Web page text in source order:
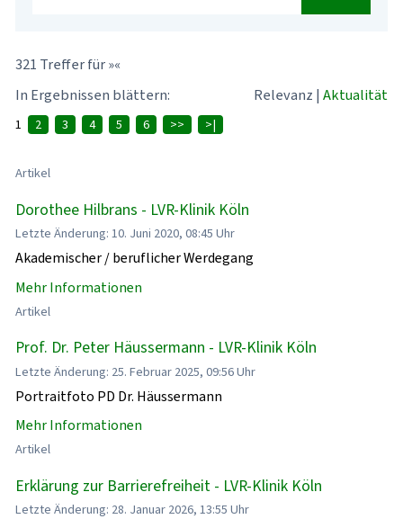
321 Treffer für »«
In Ergebnissen blättern:
Relevanz | Aktualität
1 2 3 4 5 6 >> >|
Artikel
Dorothee Hilbrans - LVR-Klinik Köln
Letzte Änderung: 10. Juni 2020, 08:45 Uhr
Akademischer / beruflicher Werdegang
Mehr Informationen
Artikel
Prof. Dr. Peter Häussermann - LVR-Klinik Köln
Letzte Änderung: 25. Februar 2025, 09:56 Uhr
Portraitfoto PD Dr. Häussermann
Mehr Informationen
Artikel
Erklärung zur Barrierefreiheit - LVR-Klinik Köln
Letzte Änderung: 28. Januar 2026, 13:55 Uhr